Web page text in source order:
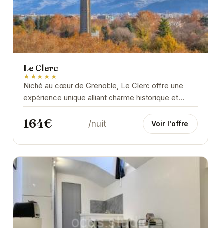
Le Clerc
★★★★★
Niché au cœur de Grenoble, Le Clerc offre une
expérience unique alliant charme historique et
confort moderne. Ses chambres élégantes et...
164€ /nuit Voir l'offre